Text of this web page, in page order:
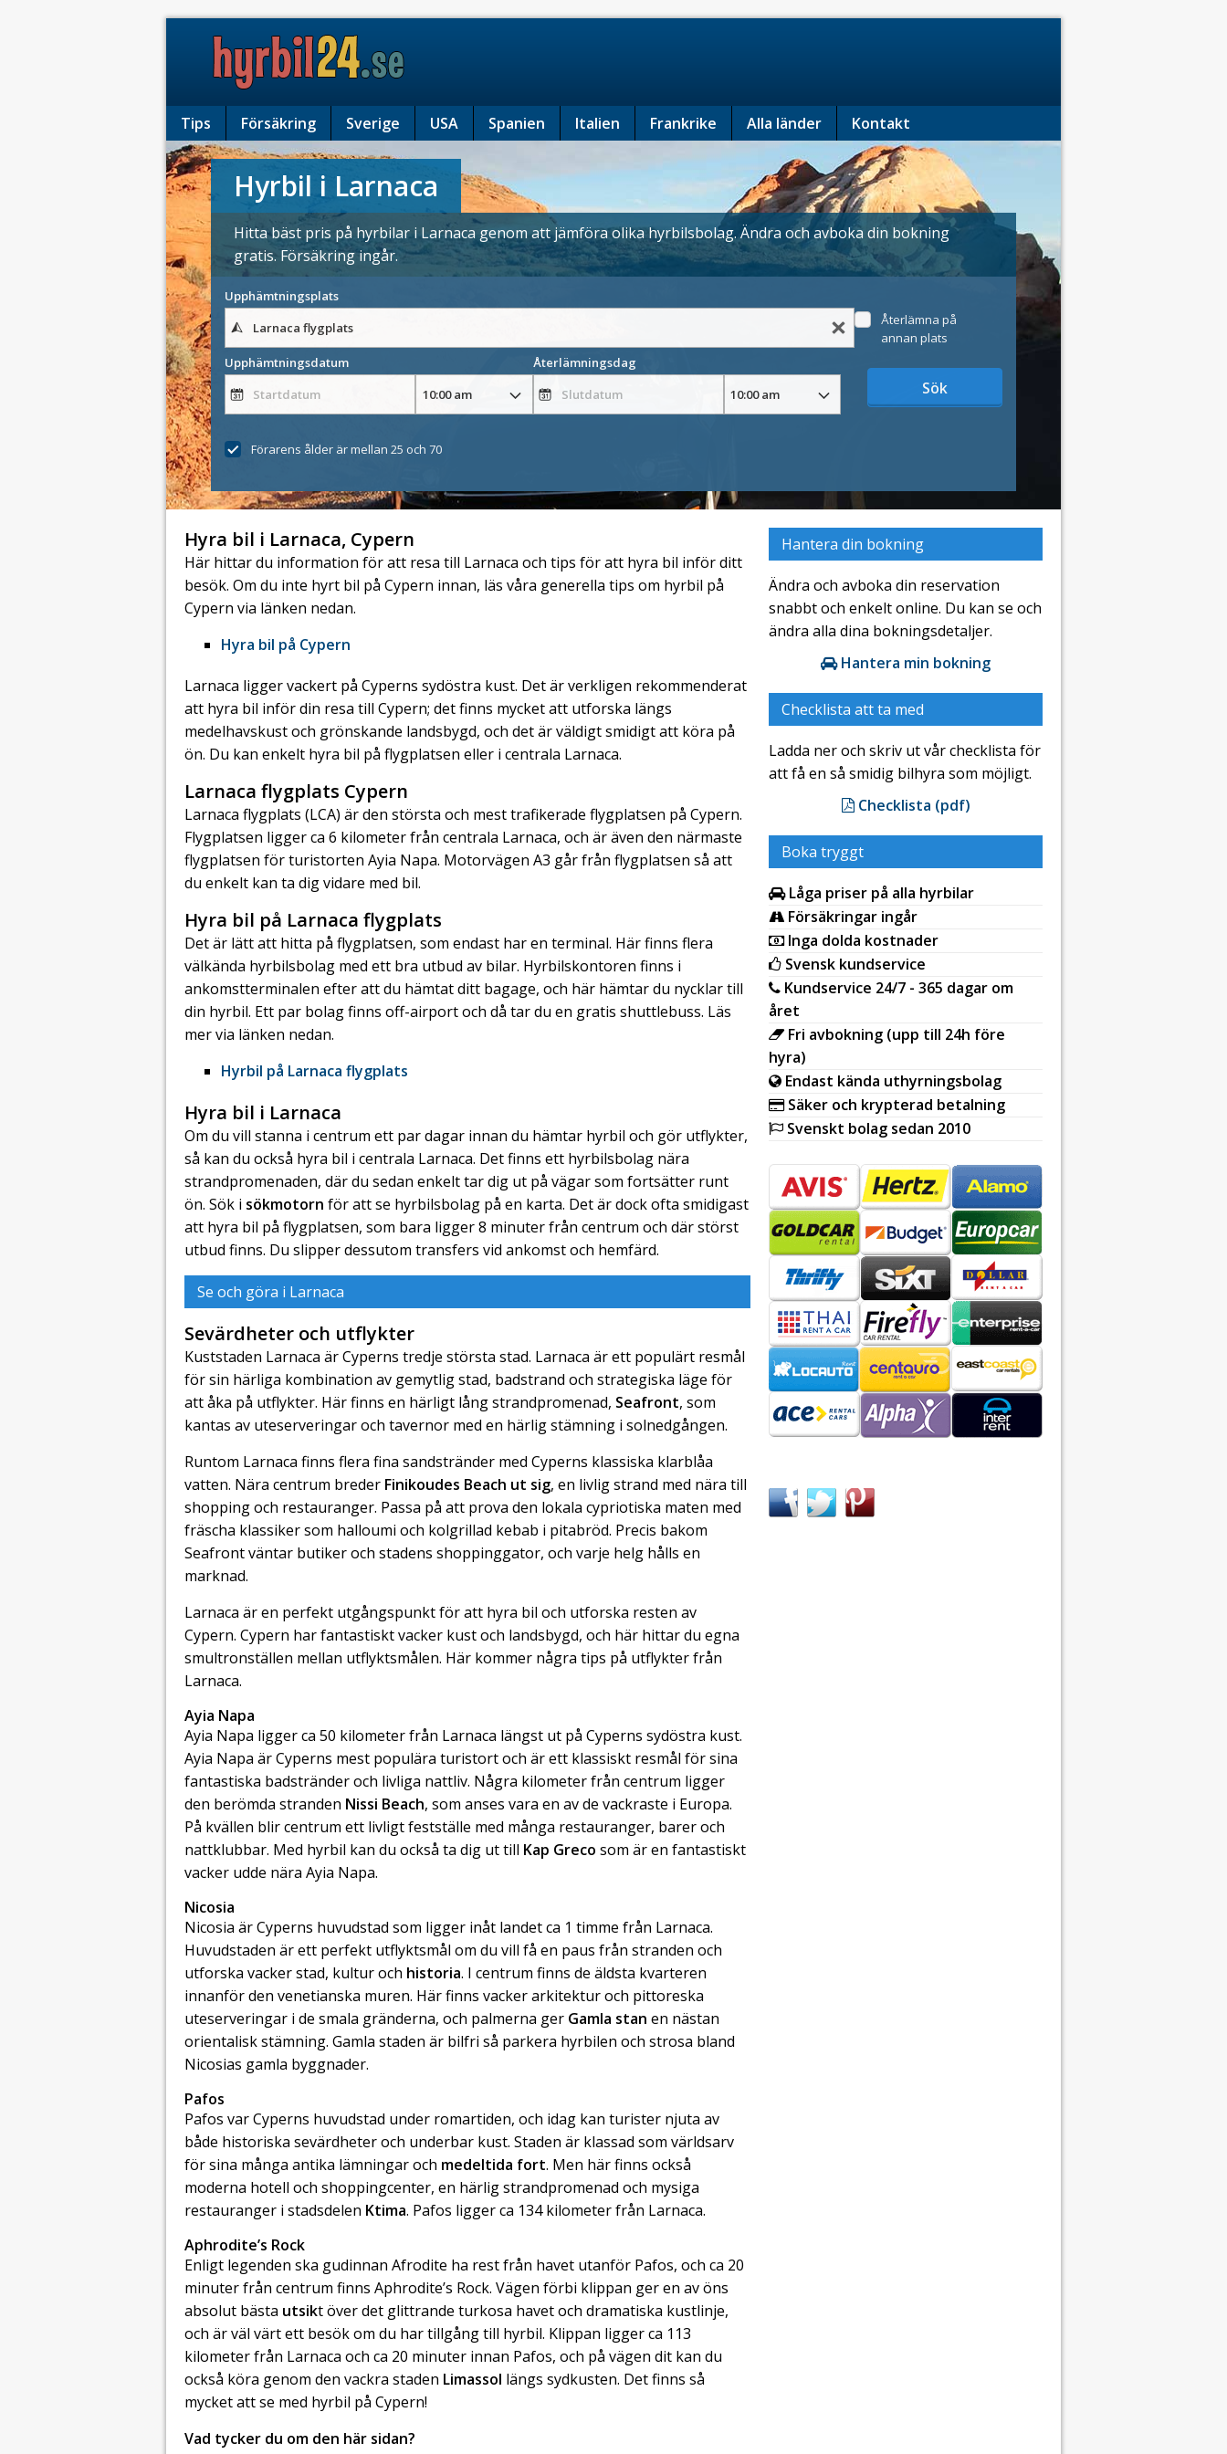
Tips Försäkring Sverige USA Spanien Italien Frankrike Alla länder Kontakt
Hyrbil i Larnaca
Hitta bäst pris på hyrbilar i Larnaca genom att jämföra olika hyrbilsbolag. Ändra och avboka din bokning
gratis. Försäkring ingår.
Upphämtningsplats
Återlämna på
annan plats
Upphämtningsdatum
Återlämningsdag
Förarens ålder är mellan 25 och 70
Sök
Hyra bil i Larnaca, Cypern
Här hittar du information för att resa till Larnaca och tips för att hyra bil inför ditt
besök. Om du inte hyrt bil på Cypern innan, läs våra generella tips om hyrbil på
Cypern via länken nedan.
Hyra bil på Cypern
Larnaca ligger vackert på Cyperns sydöstra kust. Det är verkligen rekommenderat
att hyra bil inför din resa till Cypern; det finns mycket att utforska längs
medelhavskust och grönskande landsbygd, och det är väldigt smidigt att köra på
ön. Du kan enkelt hyra bil på flygplatsen eller i centrala Larnaca.
Larnaca flygplats Cypern
Larnaca flygplats (LCA) är den största och mest trafikerade flygplatsen på Cypern.
Flygplatsen ligger ca 6 kilometer från centrala Larnaca, och är även den närmaste
flygplatsen för turistorten Ayia Napa. Motorvägen A3 går från flygplatsen så att
du enkelt kan ta dig vidare med bil.
Hyra bil på Larnaca flygplats
Det är lätt att hitta på flygplatsen, som endast har en terminal. Här finns flera
välkända hyrbilsbolag med ett bra utbud av bilar. Hyrbilskontoren finns i
ankomstterminalen efter att du hämtat ditt bagage, och här hämtar du nycklar till
din hyrbil. Ett par bolag finns off-airport och då tar du en gratis shuttlebuss. Läs
mer via länken nedan.
Hyrbil på Larnaca flygplats
Hyra bil i Larnaca
Om du vill stanna i centrum ett par dagar innan du hämtar hyrbil och gör utflykter,
så kan du också hyra bil i centrala Larnaca. Det finns ett hyrbilsbolag nära
strandpromenaden, där du sedan enkelt tar dig ut på vägar som fortsätter runt
ön. Sök i sökmotorn för att se hyrbilsbolag på en karta. Det är dock ofta smidigast
att hyra bil på flygplatsen, som bara ligger 8 minuter från centrum och där störst
utbud finns. Du slipper dessutom transfers vid ankomst och hemfärd.
Se och göra i Larnaca
Sevärdheter och utflykter
Kuststaden Larnaca är Cyperns tredje största stad. Larnaca är ett populärt resmål
för sin härliga kombination av gemytlig stad, badstrand och strategiska läge för
att åka på utflykter. Här finns en härligt lång strandpromenad, Seafront, som
kantas av uteserveringar och tavernor med en härlig stämning i solnedgången.
Runtom Larnaca finns flera fina sandstränder med Cyperns klassiska klarblåa
vatten. Nära centrum breder Finikoudes Beach ut sig, en livlig strand med nära till
shopping och restauranger. Passa på att prova den lokala cypriotiska maten med
fräscha klassiker som halloumi och kolgrillad kebab i pitabröd. Precis bakom
Seafront väntar butiker och stadens shoppinggator, och varje helg hålls en
marknad.
Larnaca är en perfekt utgångspunkt för att hyra bil och utforska resten av
Cypern. Cypern har fantastiskt vacker kust och landsbygd, och här hittar du egna
smultronställen mellan utflyktsmålen. Här kommer några tips på utflykter från
Larnaca.
Ayia Napa
Ayia Napa ligger ca 50 kilometer från Larnaca längst ut på Cyperns sydöstra kust.
Ayia Napa är Cyperns mest populära turistort och är ett klassiskt resmål för sina
fantastiska badstränder och livliga nattliv. Några kilometer från centrum ligger
den berömda stranden Nissi Beach, som anses vara en av de vackraste i Europa.
På kvällen blir centrum ett livligt festställe med många restauranger, barer och
nattklubbar. Med hyrbil kan du också ta dig ut till Kap Greco som är en fantastiskt
vacker udde nära Ayia Napa.
Nicosia
Nicosia är Cyperns huvudstad som ligger inåt landet ca 1 timme från Larnaca.
Huvudstaden är ett perfekt utflyktsmål om du vill få en paus från stranden och
utforska vacker stad, kultur och historia. I centrum finns de äldsta kvarteren
innanför den venetianska muren. Här finns vacker arkitektur och pittoreska
uteserveringar i de smala gränderna, och palmerna ger Gamla stan en nästan
orientalisk stämning. Gamla staden är bilfri så parkera hyrbilen och strosa bland
Nicosias gamla byggnader.
Pafos
Pafos var Cyperns huvudstad under romartiden, och idag kan turister njuta av
både historiska sevärdheter och underbar kust. Staden är klassad som världsarv
för sina många antika lämningar och medeltida fort. Men här finns också
moderna hotell och shoppingcenter, en härlig strandpromenad och mysiga
restauranger i stadsdelen Ktima. Pafos ligger ca 134 kilometer från Larnaca.
Aphrodite’s Rock
Enligt legenden ska gudinnan Afrodite ha rest från havet utanför Pafos, och ca 20
minuter från centrum finns Aphrodite’s Rock. Vägen förbi klippan ger en av öns
absolut bästa utsikt över det glittrande turkosa havet och dramatiska kustlinje,
och är väl värt ett besök om du har tillgång till hyrbil. Klippan ligger ca 113
kilometer från Larnaca och ca 20 minuter innan Pafos, och på vägen dit kan du
också köra genom den vackra staden Limassol längs sydkusten. Det finns så
mycket att se med hyrbil på Cypern!
Vad tycker du om den här sidan?
Hantera din bokning
Ändra och avboka din reservation
snabbt och enkelt online. Du kan se och
ändra alla dina bokningsdetaljer.
Hantera min bokning
Checklista att ta med
Ladda ner och skriv ut vår checklista för
att få en så smidig bilhyra som möjligt.
Checklista (pdf)
Boka tryggt
Låga priser på alla hyrbilar
Försäkringar ingår
Inga dolda kostnader
Svensk kundservice
Kundservice 24/7 - 365 dagar om
året
Fri avbokning (upp till 24h före
hyra)
Endast kända uthyrningsbolag
Säker och krypterad betalning
Svenskt bolag sedan 2010